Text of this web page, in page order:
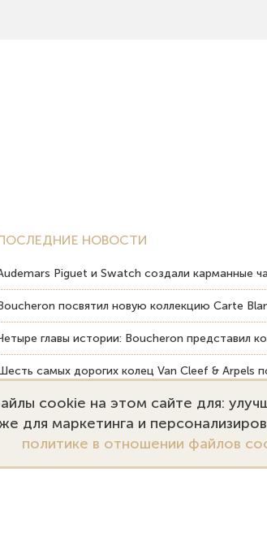
НОВОСТИ
Piguet и Swatch создали карманные
посвятил новую коллекцию Carte
главы истории: Boucheron представил
самых дорогих колец Van Cleef & Arpels
твердость драгоценных камней влияет на
cookie на этом сайте для:
для маркетинга и
политике в отношении файлов